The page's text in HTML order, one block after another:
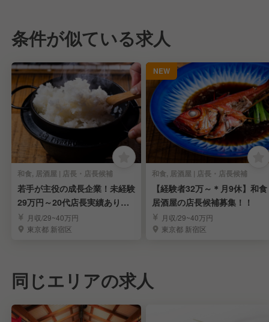
条件が似ている求人
和食, 居酒屋 | 店長・店長候補
若手が主役の成長企業！未経験
29万円～20代店長実績あり◎
店長候補募集
月収/29~40万円
東京都 新宿区
NEW
和食, 居酒屋 | 店長・店長候補
【経験者32万～＊月9休】和食
居酒屋の店長候補募集！！
月収/29~40万円
東京都 新宿区
同じエリアの求人